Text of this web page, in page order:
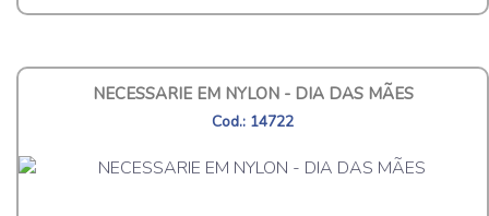
NECESSARIE EM NYLON - DIA DAS MÃES
Cod.: 14722